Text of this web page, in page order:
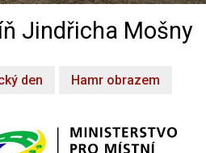
Jindřicha Mošny
den Hamr obrazem